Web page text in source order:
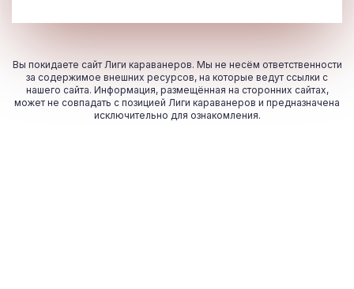
Вы покидаете сайт Лиги караванеров. Мы не несём ответственности
за содержимое внешних ресурсов, на которые ведут ссылки с
нашего сайта. Информация, размещённая на сторонних сайтах,
может не совпадать с позицией Лиги караванеров и предназначена
исключительно для ознакомления.